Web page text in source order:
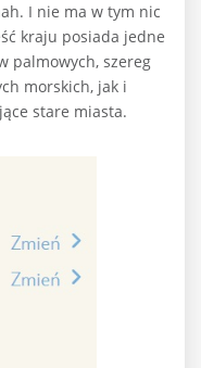
I nie ma w tym nic
kraju posiada jedne
palmowych, szereg
morskich, jak i
stare miasta.